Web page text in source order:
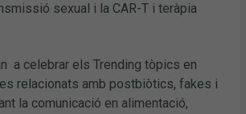
sexual i la CAR-T i teràpia
a celebrar els Trending tòpics en
relacionats amb postbiòtics, fakes i
la comunicació en alimentació,